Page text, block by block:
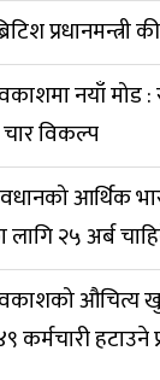
प्रधानमन्त्री
नयाँ मोड :
चार विकल्प
आर्थिक
लागि २५ अर्ब
औचित्य
कर्मचारी हटाउने